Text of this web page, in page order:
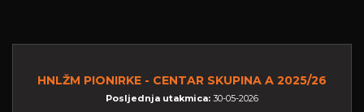
HNLŽM PIONIRKE - CENTAR SKUPINA A 2025/26
Posljednja utakmica: 30-05-2026